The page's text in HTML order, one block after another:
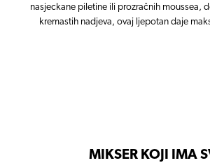
nasjeckane piletine ili prozračnih moussea,
kremastih nadjeva, ovaj ljepotan daje
MIKSER KOJI IMA